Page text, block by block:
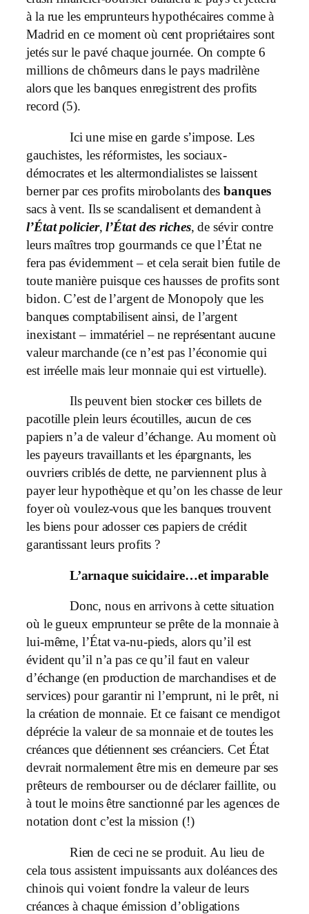
à la rue les emprunteurs hypothécaires comme à
Madrid en ce moment où cent propriétaires sont
jetés sur le pavé chaque journée. On compte 6
millions de chômeurs dans le pays madrilène
alors que les banques enregistrent des profits
record (5).
Ici une mise en garde s’impose. Les
gauchistes, les réformistes, les sociaux-
démocrates et les altermondialistes se laissent
berner par ces profits mirobolants desbanques
sacs à vent. Ils se scandalisent et demandent à
l’État policier,l’État des riches, de sévir contre
leurs maîtres trop gourmands ce que l’État ne
fera pas évidemment – et cela serait bien futile de
toute manière puisque ces hausses de profits sont
bidon. C’est de l’argent de Monopoly que les
banques comptabilisent ainsi, de l’argent
inexistant – immatériel – ne représentant aucune
valeur marchande (ce n’est pas l’économie qui
est irréelle mais leur monnaie qui est virtuelle).
Ils peuvent bien stocker ces billets de
pacotille plein leurs écoutilles, aucun de ces
papiers n’a de valeur d’échange. Au moment où
les payeurs travaillants et les épargnants, les
ouvriers criblés de dette, ne parviennent plus à
payer leur hypothèque et qu’on les chasse de leur
foyer où voulez-vous que les banques trouvent
les biens pour adosser ces papiers de crédit
garantissant leurs profits ?
L’arnaque suicidaire…et imparable
Donc, nous en arrivons à cette situation
où le gueux emprunteur se prête de la monnaie à
lui-même, l’État va-nu-pieds, alors qu’il est
évident qu’il n’a pas ce qu’il faut en valeur
d’échange (en production de marchandises et de
services) pour garantir ni l’emprunt, ni le prêt, ni
la création de monnaie. Et ce faisant ce mendigot
déprécie la valeur de sa monnaie et de toutes les
créances que détiennent ses créanciers. Cet État
devrait normalement être mis en demeure par ses
prêteurs de rembourser ou de déclarer faillite, ou
à tout le moins être sanctionné par les agences de
notation dont c’est la mission (!)
Rien de ceci ne se produit. Au lieu de
cela tous assistent impuissants aux doléances des
chinois qui voient fondre la valeur de leurs
créances à chaque émission d’obligations